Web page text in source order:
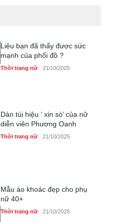
Liệu bạn đã thấy được sức
mạnh của phối đồ ?
Thời trang nữ 21/10/2025
Dàn túi hiệu ‘ xịn sò’ của nữ
diễn viên Phương Oanh
Thời trang nữ 21/10/2025
Mẫu áo khoác đẹp cho phụ
nữ 40+
Thời trang nữ 21/10/2025